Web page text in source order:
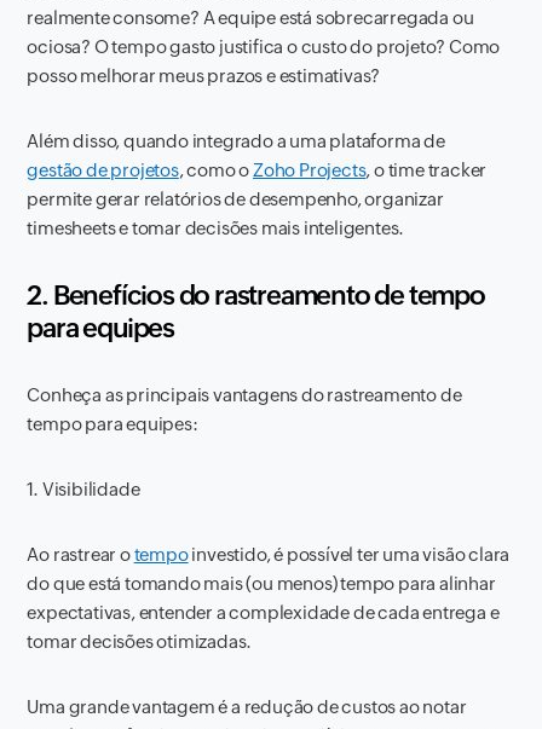
realmente consome? A equipe está sobrecarregada ou
ociosa? O tempo gasto justifica o custo do projeto? Como
posso melhorar meus prazos e estimativas?
Além disso, quando integrado a uma plataforma de
gestão de projetos, como o Zoho Projects, o time tracker
permite gerar relatórios de desempenho, organizar
timesheets e tomar decisões mais inteligentes.
2. Benefícios do rastreamento de tempo
para equipes
Conheça as principais vantagens do rastreamento de
tempo para equipes:
1. Visibilidade
Ao rastrear otempoinvestido, é possível ter uma visão clara
do que está tomando mais (ou menos) tempo para alinhar
expectativas, entender a complexidade de cada entrega e
tomar decisões otimizadas.
Uma grande vantagem é a redução de custos ao notar